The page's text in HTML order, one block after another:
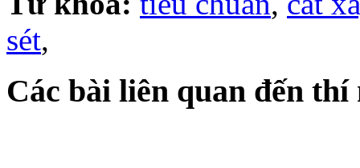
sét,
Các bài liên quan đến